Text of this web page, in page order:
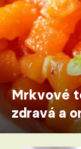
Mrkvové
zdravá a